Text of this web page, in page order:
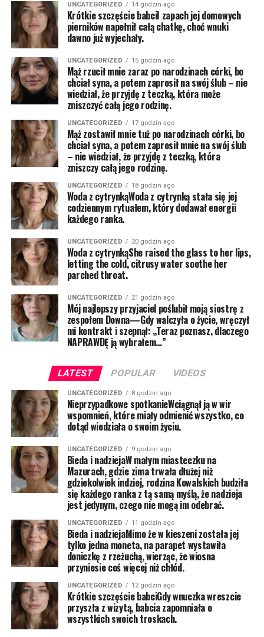
UNCATEGORIZED 14 godzin ago
Krótkie szczęście babciI zapach jej domowych
pierników napełnił całą chatkę, choć wnuki
dawno już wyjechały.
UNCATEGORIZED 15 godzin ago
Mąż rzucił mnie zaraz po narodzinach córki, bo
chciał syna, a potem zaprosił na swój ślub – nie
wiedział, że przyjdę z teczką, która może
zniszczyć całą jego rodzinę.
UNCATEGORIZED 17 godzin ago
Mąż zostawił mnie tuż po narodzinach córki, bo
chciał syna, a potem zaprosił mnie na swój ślub
– nie wiedział, że przyjdę z teczką, która
zniszczy całą jego rodzinę.
UNCATEGORIZED 18 godzin ago
Woda z cytrynkąWoda z cytrynką stała się jej
codziennym rytuałem, który dodawał energii
każdego ranka.
UNCATEGORIZED 20 godzin ago
Woda z cytrynkąShe raised the glass to her lips,
letting the cold, citrusy water soothe her
parched throat.
UNCATEGORIZED 21 godzin ago
Mój najlepszy przyjaciel poślubił moją siostrę z
zespołem Downa—Gdy walczyła o życie, wręczył
mi kontrakt i szepnął: „Teraz poznasz, dlaczego
NAPRAWDĘ ją wybrałem…”
LATEST POPULAR VIDEOS
UNCATEGORIZED 8 godzin ago
Nieprzypadkowe spotkanieWciągnął ją w wir
wspomnień, które miały odmienić wszystko, co
dotąd wiedziała o swoim życiu.
UNCATEGORIZED 9 godzin ago
Bieda i nadziejaW małym miasteczku na
Mazurach, gdzie zima trwała dłużej niż
gdziekolwiek indziej, rodzina Kowalskich budziła
się każdego ranka z tą samą myślą, że nadzieja
jest jedynym, czego nie mogą im odebrać.
UNCATEGORIZED 11 godzin ago
Bieda i nadziejaMimo że w kieszeni została jej
tylko jedna moneta, na parapet wystawiła
doniczkę z rzeżuchą, wierząc, że wiosna
przyniesie coś więcej niż chłód.
UNCATEGORIZED 12 godzin ago
Krótkie szczęście babciGdy wnuczka wreszcie
przyszła z wizytą, babcia zapomniała o
wszystkich swoich troskach.